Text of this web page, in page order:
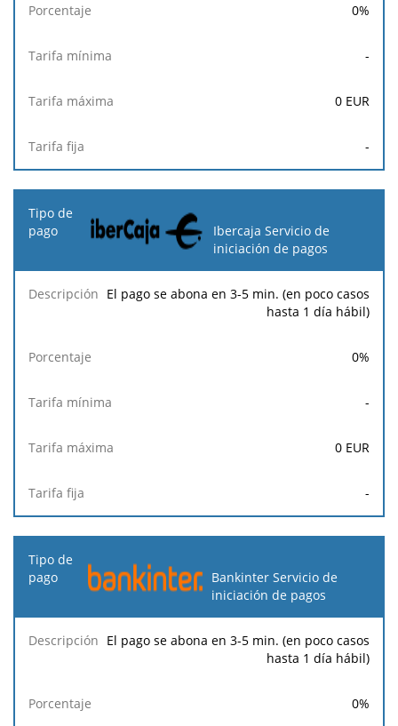
0%
-
0 EUR
-
Ibercaja Servicio de
iniciación de pagos
El pago se abona en 3-5 min. (en poco casos
hasta 1 día hábil)
0%
-
0 EUR
-
Bankinter Servicio de
iniciación de pagos
El pago se abona en 3-5 min. (en poco casos
hasta 1 día hábil)
0%